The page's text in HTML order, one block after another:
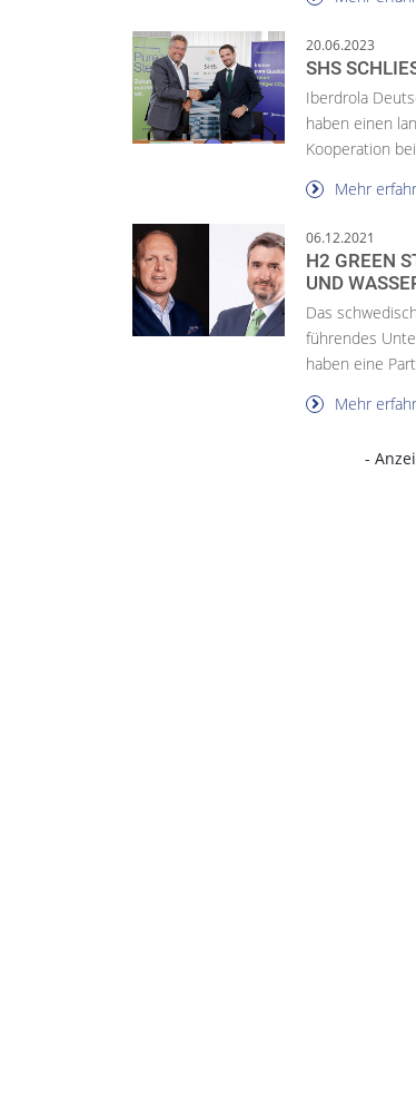
20.06.2023
SHS
Iberdrola
haben einen
Kooperation
Mehr
06.12.2021
H2 GREEN
UND
Das
führendes
haben eine
Mehr
-